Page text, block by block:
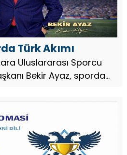
Türk Akımı
Bekir Ayaz, sporda
sadece sportif bir hedef
güçlü b...